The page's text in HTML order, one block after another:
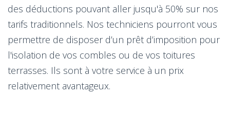
des déductions pouvant aller jusqu'à 50% sur nos
tarifs traditionnels. Nos techniciens pourront vous
permettre de disposer d’un prêt d’imposition pour
l'isolation de vos combles ou de vos toitures
terrasses. Ils sont à votre service à un prix
relativement avantageux.